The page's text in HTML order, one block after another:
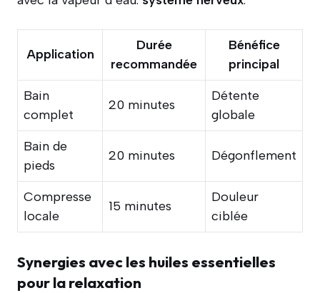
Application
Durée
recommandée
Bénéfice
principal
Bain
complet
20 minutes
Détente
globale
Bain de
pieds
20 minutes Dégonflement
Compresse
locale
15 minutes
Douleur
ciblée
Synergies avec les huiles essentielles
pour la relaxation